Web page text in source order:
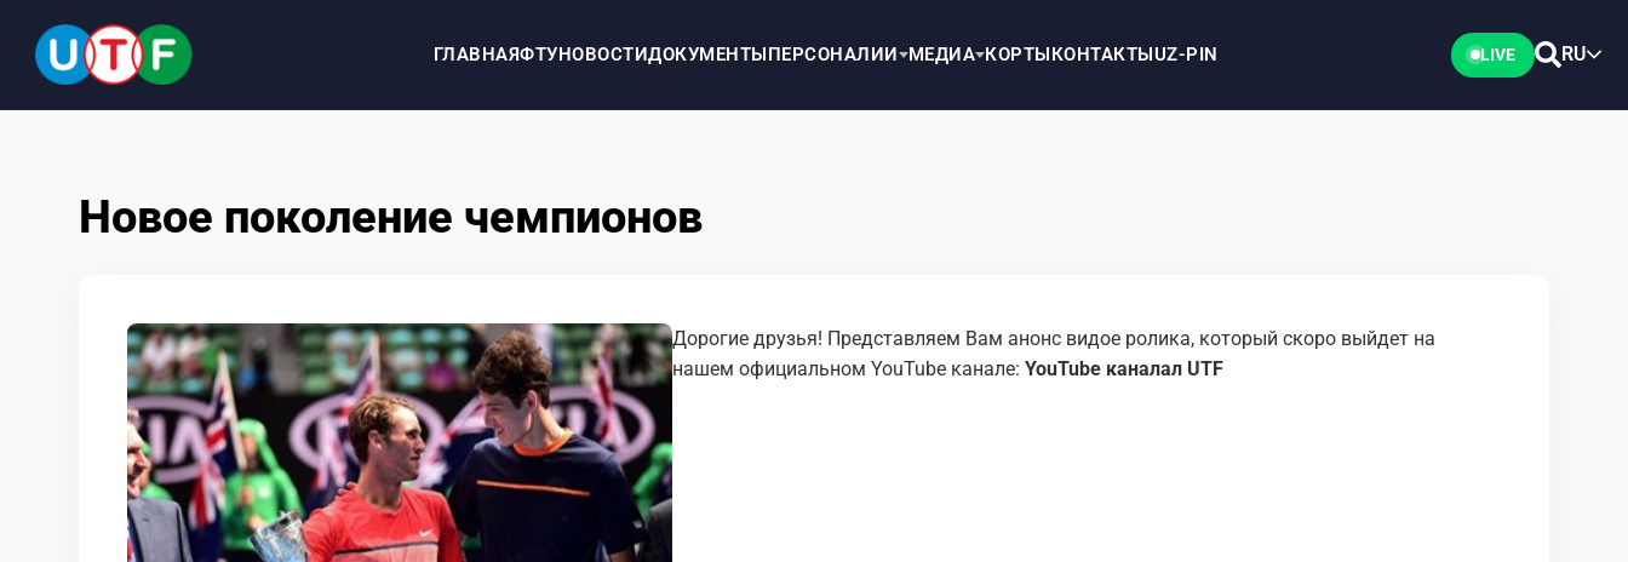
ГЛАВНАЯФТУНОВОСТИДОКУМЕНТЫПЕРСОНАЛИИ МЕДИА КОРТЫКОНТАКТЫUZ-PIN LIVE RU
НОВОСТИ
ДОКУМЕНТЫ
ПЕРСОНАЛИИ
Новое поколение чемпионов
Дорогие друзья! Представляем Вам анонс видое ролика, который скоро выйдет на
нашем официальном YouTube канале: YouTube каналал UTF